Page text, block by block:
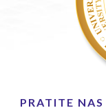
PRATITE NAS